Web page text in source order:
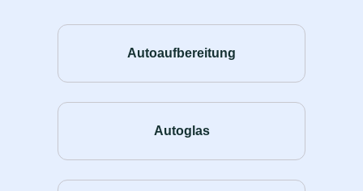
Autoaufbereitung
Autoglas